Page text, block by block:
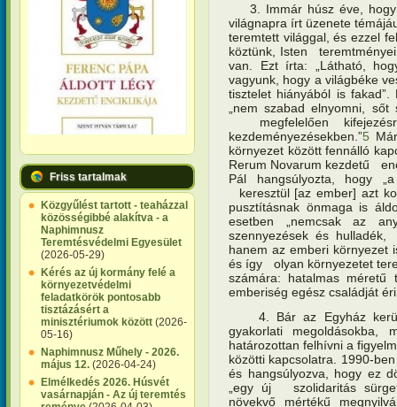
Friss tartalmak
Közgyűlést tartott - teaházzal
közösségibbé alakítva - a
Naphimnusz
Teremtésvédelmi Egyesület
(2026-05-29)
Kérés az új kormány felé a
környezetvédelmi
feladatkörök pontosabb
tisztázásért a
minisztériumok között (2026-
05-16)
Naphimnusz Műhely - 2026.
május 12. (2026-04-24)
Elmélkedés 2026. Húsvét
vasárnapján - Az új teremtés
3. Immár húsz éve, hogy
világnapra írt üzenete
teremtett világgal, és ezzel
köztünk, Isten
van. Ezt írta: „Látható,
vagyunk, hogy a világbéke
tisztelet hiányából is
„nem szabad elnyomni,
megfelelően
kezdeményezésekben.”5
környezet között fennálló
Rerum Novarum kezdetű
Pál hangsúlyozta, hogy
keresztül [az ember] azt
pusztításnak önmaga is
esetben „nemcsak az
szennyezések és
hanem az emberi környezet
és így olyan környezetet
számára: hatalmas
emberiség egész családját
4. Bár az Egyház kerüli,
gyakorlati megoldásokba,
határozottan felhívni a
közötti kapcsolatra. 1990-
és hangsúlyozva, hogy ez
„egy új szolidaritás
növekvő mértékű